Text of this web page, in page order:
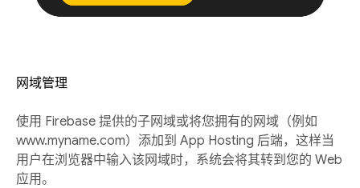
网域管理
使用 Firebase 提供的子网域或将您拥有的网域（例如
www.myname.com）添加到 App Hosting 后端，这样当
用户在浏览器中输入该网域时，系统会将其转到您的 Web
应用。